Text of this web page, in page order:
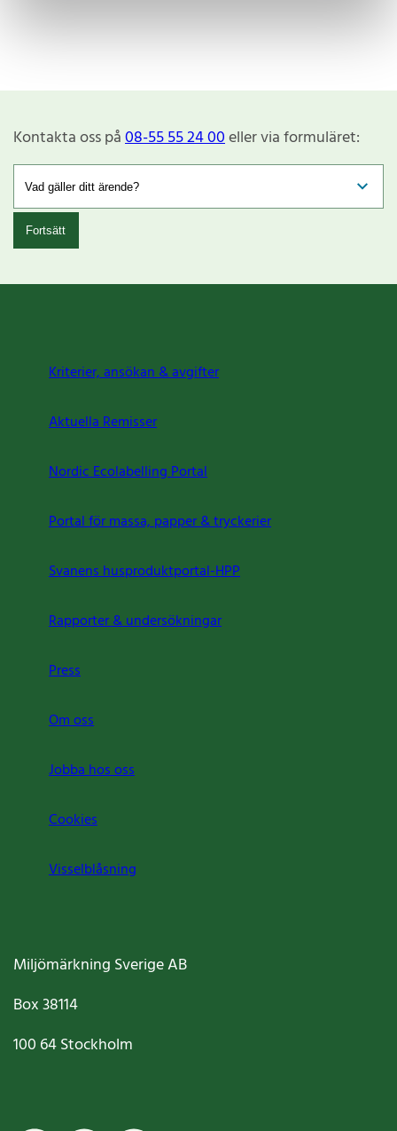
Kontakta oss på08-55 55 24 00eller via formuläret:
Fortsätt
Kriterier, ansökan & avgifter
Aktuella Remisser
Nordic Ecolabelling Portal
Portal för massa, papper & tryckerier
Svanens husproduktportal-HPP
Rapporter & undersökningar
Press
Om oss
Jobba hos oss
Cookies
Visselblåsning
Miljömärkning Sverige AB
Box38114
100 64Stockholm